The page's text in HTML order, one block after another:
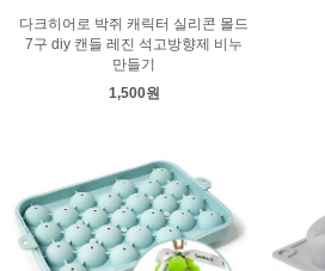
다크히어로 박쥐 캐릭터 실리콘 몰드
7구 diy 캔들 레진 석고방향제 비누
만들기
1,500원